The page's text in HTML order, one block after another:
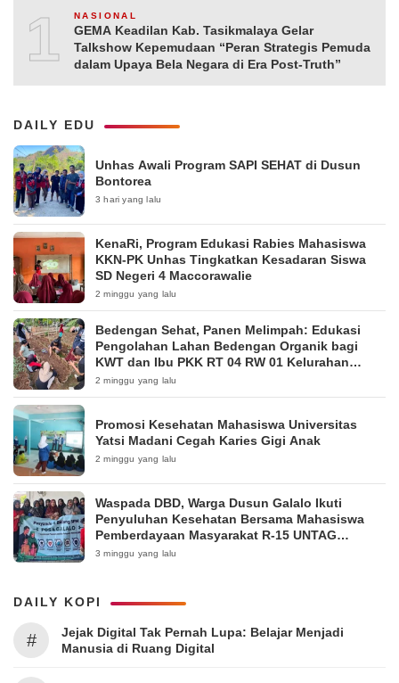
10NASIONAL
GEMA Keadilan Kab. Tasikmalaya Gelar
Talkshow Kepemudaan “Peran Strategis Pemuda
dalam Upaya Bela Negara di Era Post-Truth”
DAILY EDU
Unhas Awali Program SAPI SEHAT di Dusun
Bontorea
3 hari yang lalu
KenaRi, Program Edukasi Rabies Mahasiswa
KKN-PK Unhas Tingkatkan Kesadaran Siswa
SD Negeri 4 Maccorawalie
2 minggu yang lalu
Bedengan Sehat, Panen Melimpah: Edukasi
Pengolahan Lahan Bedengan Organik bagi
KWT dan Ibu PKK RT 04 RW 01 Kelurahan
Pakintelan
2 minggu yang lalu
Promosi Kesehatan Mahasiswa Universitas
Yatsi Madani Cegah Karies Gigi Anak
2 minggu yang lalu
Waspada DBD, Warga Dusun Galalo Ikuti
Penyuluhan Kesehatan Bersama Mahasiswa
Pemberdayaan Masyarakat R-15 UNTAG
Surabaya 2026
3 minggu yang lalu
DAILY KOPI
#
Jejak Digital Tak Pernah Lupa: Belajar Menjadi
Manusia di Ruang Digital